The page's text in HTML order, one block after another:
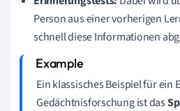
Person aus einer vorherigen
schnell diese Informationen
Ein klassisches Beispiel für ein
Gedächtnisforschung ist das